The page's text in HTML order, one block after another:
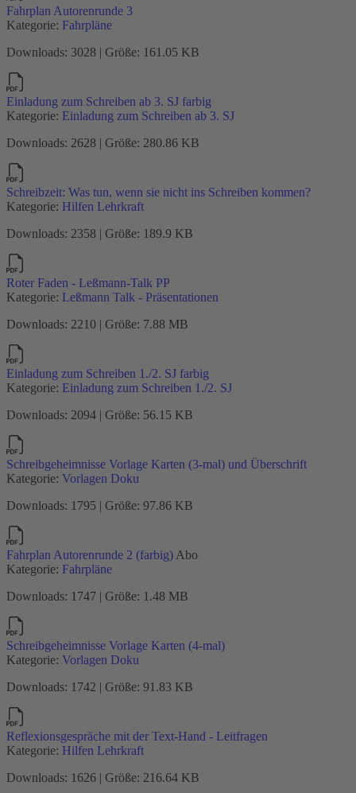
Fahrplan Autorenrunde 3
Kategorie: Fahrpläne
Downloads: 3028 | Größe: 161.05 KB
Einladung zum Schreiben ab 3. SJ farbig
Kategorie: Einladung zum Schreiben ab 3. SJ
Downloads: 2628 | Größe: 280.86 KB
Schreibzeit: Was tun, wenn sie nicht ins Schreiben kommen?
Kategorie: Hilfen Lehrkraft
Downloads: 2358 | Größe: 189.9 KB
Roter Faden - Leßmann-Talk PP
Kategorie: Leßmann Talk - Präsentationen
Downloads: 2210 | Größe: 7.88 MB
Einladung zum Schreiben 1./2. SJ farbig
Kategorie: Einladung zum Schreiben 1./2. SJ
Downloads: 2094 | Größe: 56.15 KB
Schreibgeheimnisse Vorlage Karten (3-mal) und Überschrift
Kategorie: Vorlagen Doku
Downloads: 1795 | Größe: 97.86 KB
Fahrplan Autorenrunde 2 (farbig) Abo
Kategorie: Fahrpläne
Downloads: 1747 | Größe: 1.48 MB
Schreibgeheimnisse Vorlage Karten (4-mal)
Kategorie: Vorlagen Doku
Downloads: 1742 | Größe: 91.83 KB
Reflexionsgespräche mit der Text-Hand - Leitfragen
Kategorie: Hilfen Lehrkraft
Downloads: 1626 | Größe: 216.64 KB